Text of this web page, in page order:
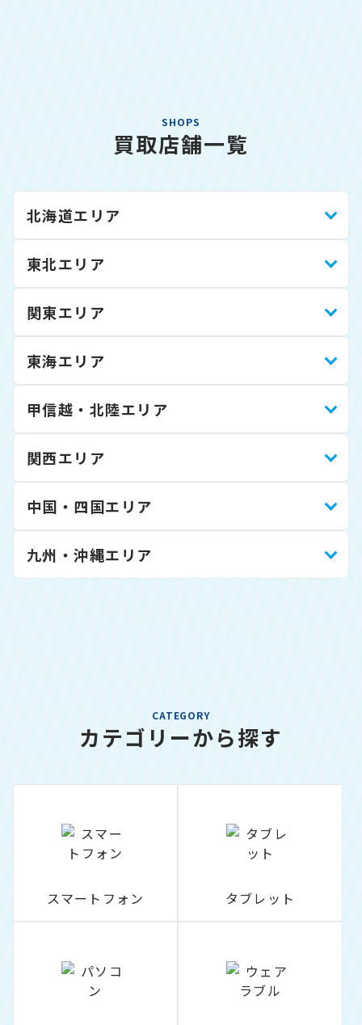
SHOPS
買取店舗一覧
北海道エリア
東北エリア
関東エリア
東海エリア
甲信越・北陸エリア
関西エリア
中国・四国エリア
九州・沖縄エリア
CATEGORY
カテゴリーから探す
スマートフォン タブレット